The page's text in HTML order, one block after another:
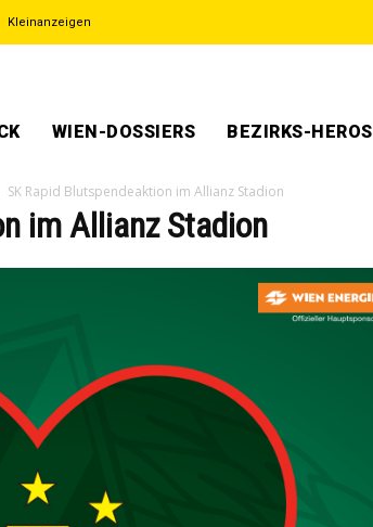
Kleinanzeigen
WIEN-DOSSIERS BEZIRKS-HEROS
SK Rapid Blutspendeaktion im Allianz Stadion
im Allianz Stadion